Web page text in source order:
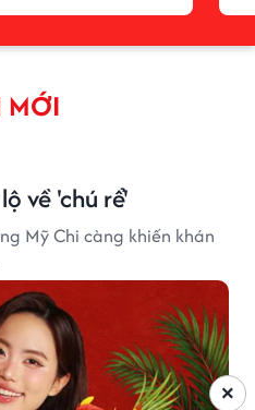
MỚI
về 'chú rể'
Mỹ Chi càng khiến khán
×